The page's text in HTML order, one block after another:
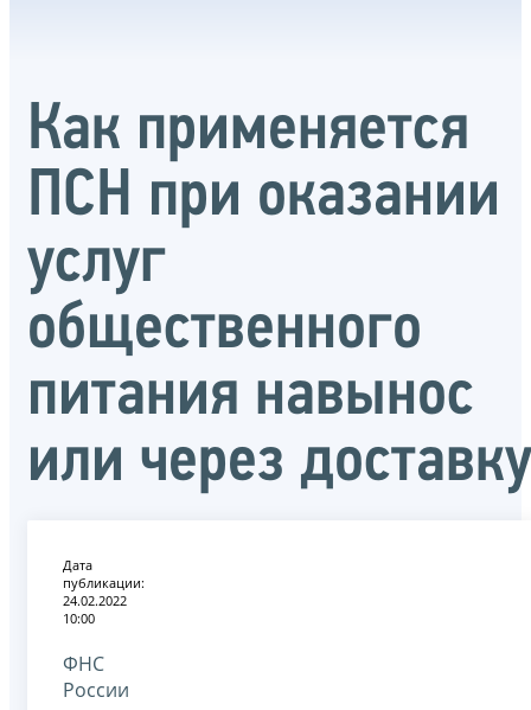
Как применяется
ПСН при оказании
услуг
общественного
питания навынос
или через доставку
Дата
публикации:
24.02.2022
10:00
ФНС
России